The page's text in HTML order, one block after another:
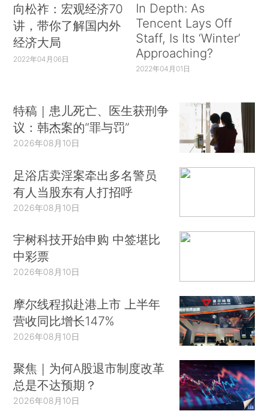
向松祚：宏观经济70
讲，带你了解国内外
经济大局
2022年04月06日
In Depth: As
Tencent Lays Off
Staff, Is Its ‘Winter’
Approaching?
2022年04月01日
特稿｜患儿死亡、医生获刑争
议：韩杰案的“罪与罚”
2026年08月10日
足浴店卖淫案牵出多名警员
有人当股东有人打招呼
2026年08月10日
宇树科技开始申购 中签堪比
中彩票
2026年08月10日
摩尔线程拟赴港上市 上半年
营收同比增长147%
2026年08月10日
聚焦｜为何A股退市制度改革
总是不达预期？
2026年08月10日